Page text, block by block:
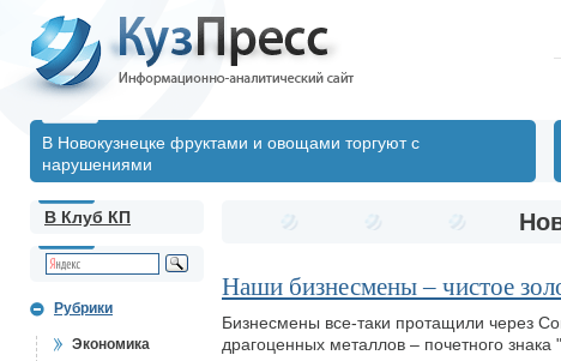
В Новокузнецке фруктами и овощами торгуют с
нарушениями
В Клуб КП
Рубрики
Экономика
Наши бизнесмены – чистое
Бизнесмены все-таки протащили через
драгоценных металлов – почетного